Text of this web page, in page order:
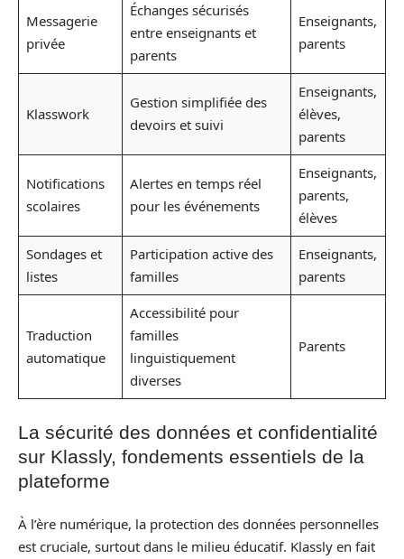
Messagerie
privée
Échanges sécurisés
entre enseignants et
parents
Enseignants,
parents
Klasswork
Gestion simplifiée des
devoirs et suivi
Enseignants,
élèves,
parents
Notifications
scolaires
Alertes en temps réel
pour les événements
Enseignants,
parents,
élèves
Sondages et
listes
Participation active des
familles
Enseignants,
parents
Traduction
automatique
Accessibilité pour
familles
linguistiquement
diverses
Parents
La sécurité des données et confidentialité
sur Klassly, fondements essentiels de la
plateforme
À l’ère numérique, la protection des données personnelles
est cruciale, surtout dans le milieu éducatif. Klassly en fait